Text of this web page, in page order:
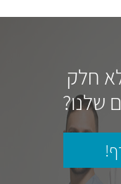
חלק
שלנו?